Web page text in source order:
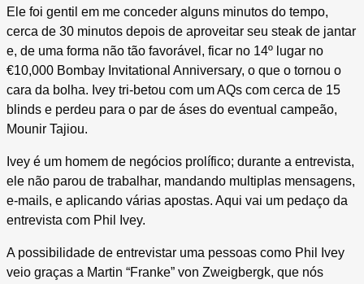
Ele foi gentil em me conceder alguns minutos do tempo,
cerca de 30 minutos depois de aproveitar seu steak de jantar
e, de uma forma não tão favorável, ficar no 14º lugar no
€10,000 Bombay Invitational Anniversary, o que o tornou o
cara da bolha. Ivey tri-betou com um AQs com cerca de 15
blinds e perdeu para o par de áses do eventual campeão,
Mounir Tajiou.
Ivey é um homem de negócios prolífico; durante a entrevista,
ele não parou de trabalhar, mandando multiplas mensagens,
e-mails, e aplicando várias apostas. Aqui vai um pedaço da
entrevista com Phil Ivey.
A possibilidade de entrevistar uma pessoas como Phil Ivey
veio graças a Martin “Franke” von Zweigbergk, que nós